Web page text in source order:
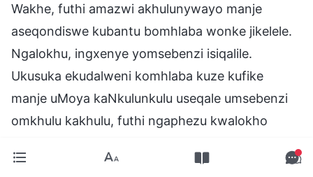
Wakhe, futhi amazwi akhulunywayo manje
aseqondiswe kubantu bomhlaba wonke jikelele.
Ngalokhu, ingxenye yomsebenzi isiqalile.
Ukusuka ekudalweni komhlaba kuze kufike
manje uMoya kaNkulunkulu useqale umsebenzi
omkhulu kakhulu, futhi ngaphezu kwalokho
ezahlukene futhi ezizweni ezahlukene. Abantu